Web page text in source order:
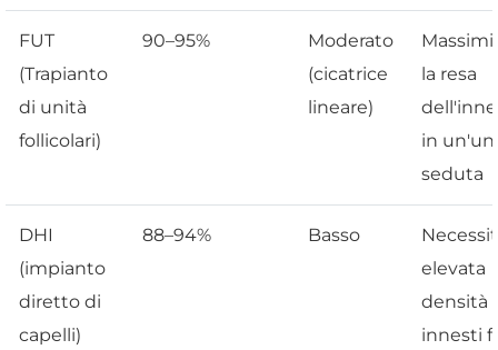
FUT
(Trapianto
di unità
follicolari)
90–95%
Moderato
(cicatrice
lineare)
la resa
in
seduta
DHI
(impianto
diretto di
capelli)
88–94% Basso
elevata
densità
innesti